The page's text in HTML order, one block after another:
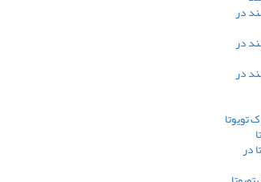
در
در
در
تویوتا
در